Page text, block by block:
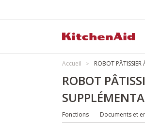
Accueil ROBOT
ROBOT
Fonctions Documents et